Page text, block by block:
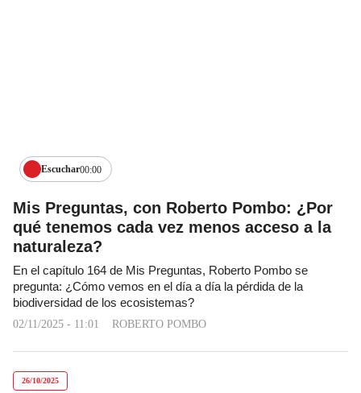
Escuchar00:00
Mis Preguntas, con Roberto Pombo: ¿Por
qué tenemos cada vez menos acceso a la
naturaleza?
En el capítulo 164 de Mis Preguntas, Roberto Pombo se
pregunta: ¿Cómo vemos en el día a día la pérdida de la
biodiversidad de los ecosistemas?
02/11/2025 - 11:01 ROBERTO POMBO
26/10/2025